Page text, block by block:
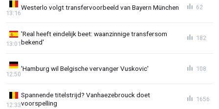
Westerlo volgt transfervoorbeeld van Bayern München
13:16
62
'Real heeft eindelijk beet: waanzinnige transfersom
bekend'
13:01
182
'Hamburg wil Belgische vervanger Vuskovic'
12:50
108
Spannende titelstrijd? Vanhaezebrouck doet
voorspelling
12:33
1656